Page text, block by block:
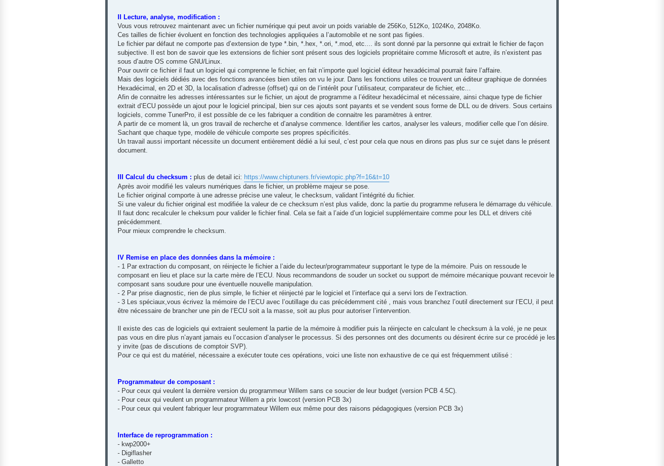
II Lecture, analyse, modification :
Vous vous retrouvez maintenant avec un fichier numérique qui peut avoir un poids variable de 256Ko, 512Ko, 1024Ko, 2048Ko.
Ces tailles de fichier évoluent en fonction des technologies appliquées a l’automobile et ne sont pas figées.
Le fichier par défaut ne comporte pas d’extension de type *.bin, *.hex, *.ori, *.mod, etc.... ils sont donné par la personne qui extrait le fichier de façon
subjective. Il est bon de savoir que les extensions de fichier sont présent sous des logiciels propriétaire comme Microsoft et autre, ils n’existent pas
sous d’autre OS comme GNU/Linux.
Pour ouvrir ce fichier il faut un logiciel qui comprenne le fichier, en fait n’importe quel logiciel éditeur hexadécimal pourrait faire l’affaire.
Mais des logiciels dédiés avec des fonctions avancées bien utiles on vu le jour. Dans les fonctions utiles ce trouvent un éditeur graphique de données
Hexadécimal, en 2D et 3D, la localisation d’adresse (offset) qui on de l’intérêt pour l’utilisateur, comparateur de fichier, etc...
Afin de connaitre les adresses intéressantes sur le fichier, un ajout de programme a l’éditeur hexadécimal et nécessaire, ainsi chaque type de fichier
extrait d’ECU possède un ajout pour le logiciel principal, bien sur ces ajouts sont payants et se vendent sous forme de DLL ou de drivers. Sous certains
logiciels, comme TunerPro, il est possible de ce les fabriquer a condition de connaitre les paramètres à entrer.
A partir de ce moment là, un gros travail de recherche et d’analyse commence. Identifier les cartos, analyser les valeurs, modifier celle que l’on désire.
Sachant que chaque type, modèle de véhicule comporte ses propres spécificités.
Un travail aussi important nécessite un document entièrement dédié a lui seul, c’est pour cela que nous en dirons pas plus sur ce sujet dans le présent
document.
III Calcul du checksum : plus de detail ici: https://www.chiptuners.fr/viewtopic.php?f=16&t=10
Après avoir modifié les valeurs numériques dans le fichier, un problème majeur se pose.
Le fichier original comporte à une adresse précise une valeur, le checksum, validant l’intégrité du fichier.
Si une valeur du fichier original est modifiée la valeur de ce checksum n’est plus valide, donc la partie du programme refusera le démarrage du véhicule.
Il faut donc recalculer le cheksum pour valider le fichier final. Cela se fait a l’aide d’un logiciel supplémentaire comme pour les DLL et drivers cité
précédemment.
Pour mieux comprendre le checksum.
IV Remise en place des données dans la mémoire :
- 1 Par extraction du composant, on réinjecte le fichier a l’aide du lecteur/programmateur supportant le type de la mémoire. Puis on ressoude le
composant en lieu et place sur la carte mère de l’ECU. Nous recommandons de souder un socket ou support de mémoire mécanique pouvant recevoir le
composant sans soudure pour une éventuelle nouvelle manipulation.
- 2 Par prise diagnostic, rien de plus simple, le fichier et réinjecté par le logiciel et l’interface qui a servi lors de l’extraction.
- 3 Les spéciaux,vous écrivez la mémoire de l’ECU avec l’outillage du cas précédemment cité , mais vous branchez l’outil directement sur l’ECU, il peut
être nécessaire de brancher une pin de l’ECU soit a la masse, soit au plus pour autoriser l’intervention.
Il existe des cas de logiciels qui extraient seulement la partie de la mémoire à modifier puis la réinjecte en calculant le checksum à la volé, je ne peux
pas vous en dire plus n’ayant jamais eu l’occasion d’analyser le processus. Si des personnes ont des documents ou désirent écrire sur ce procédé je les
y invite (pas de discutions de comptoir SVP).
Pour ce qui est du matériel, nécessaire a exécuter toute ces opérations, voici une liste non exhaustive de ce qui est fréquemment utilisé :
Programmateur de composant :
- Pour ceux qui veulent la dernière version du programmeur Willem sans ce soucier de leur budget (version PCB 4.5C).
- Pour ceux qui veulent un programmateur Willem a prix lowcost (version PCB 3x)
- Pour ceux qui veulent fabriquer leur programmateur Willem eux même pour des raisons pédagogiques (version PCB 3x)
Interface de reprogrammation :
- kwp2000+
- Digiflasher
- Galletto